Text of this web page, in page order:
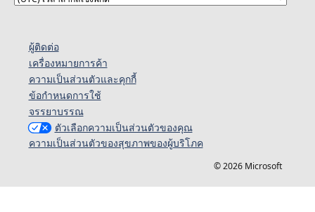
ผู้ติดต่อ
เครื่องหมายการค้า
ความเป็นส่วนตัวและคุกกี้
ข้อกำหนดการใช้
จรรยาบรรณ
ตัวเลือกความเป็นส่วนตัวของคุณ
ความเป็นส่วนตัวของสุขภาพของผู้บริโภค
© 2026 Microsoft